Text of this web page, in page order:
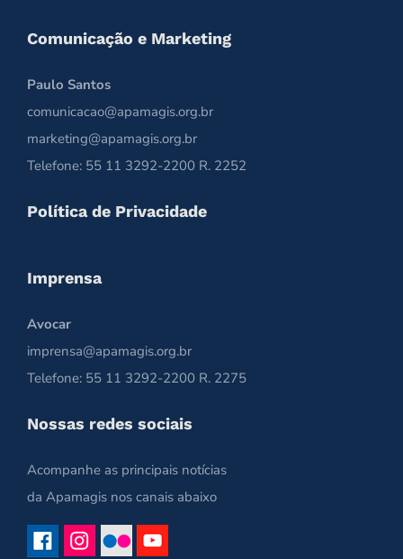
Comunicação e Marketing
Paulo Santos
comunicacao@apamagis.org.br
marketing@apamagis.org.br
Telefone: 55 11 3292-2200 R. 2252
Política de Privacidade
Imprensa
Avocar
imprensa@apamagis.org.br
Telefone: 55 11 3292-2200 R. 2275
Nossas redes sociais
Acompanhe as principais notícias
da Apamagis nos canais abaixo